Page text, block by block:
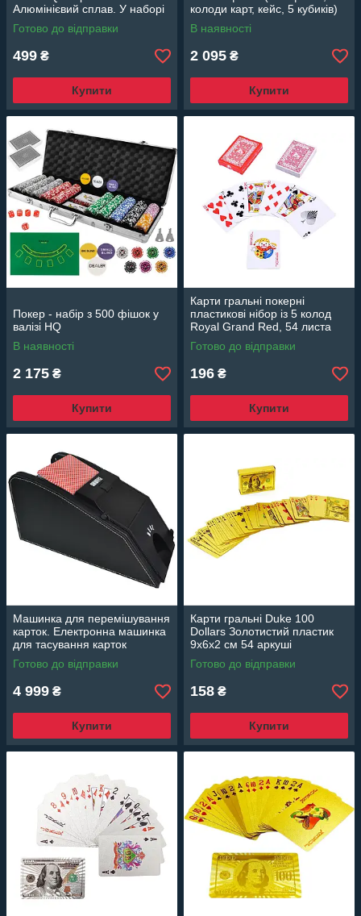
Алюмінієвий сплав. У наборі
5 гральних кісток.
Готово до відправки
499 ₴
Купити
колоди карт, кейс, 5 кубиків)
В наявності
2 095 ₴
Купити
Покер - набір з 500 фішок у
валізі HQ
В наявності
2 175 ₴
Купити
Карти гральні покерні
пластикові нібор із 5 колод
Royal Grand Red, 54 листа
червоні
Готово до відправки
196 ₴
Купити
Машинка для перемішування
карток. Електронна машинка
для тасування карток
Готово до відправки
4 999 ₴
Купити
Карти гральні Duke 100
Dollars Золотистий пластик
9x6x2 см 54 аркуші
Готово до відправки
158 ₴
Купити